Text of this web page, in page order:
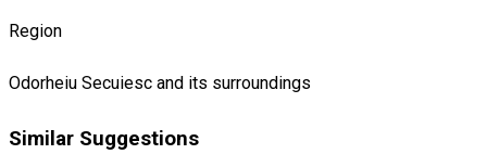
Region
Odorheiu Secuiesc and its surroundings
Similar Suggestions